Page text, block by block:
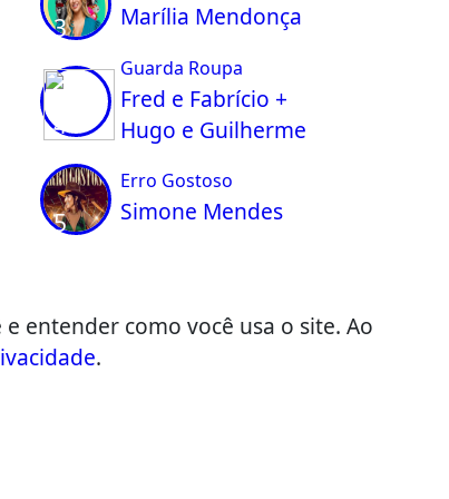
3 Marília Mendonça
4
Guarda Roupa
Fred e Fabrício +
Hugo e Guilherme
5
Erro Gostoso
Simone Mendes
entender como você usa o site. Ao
.